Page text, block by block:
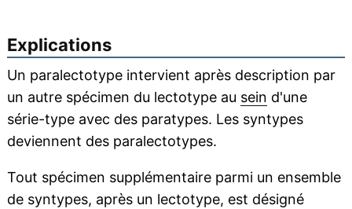
Explications
Un paralectotype intervient après description par
un autre spécimen du lectotype au sein d'une
série-type avec des paratypes. Les syntypes
deviennent des paralectotypes.
Tout spécimen supplémentaire parmi un ensemble
de syntypes, après un lectotype, est désigné